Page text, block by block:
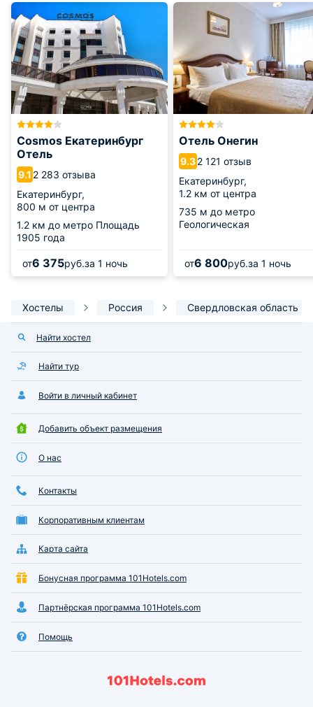
Cosmos Екатеринбург
Отель
9.1 2 283 отзыва
Екатеринбург,
800 м от центра
1.2 км до метро Площадь
1905 года
от6 375руб.за 1 ночь
Отель Онегин
9.32 121 отзыв
Екатеринбург,
1.2 км от центра
735 м до метро
Геологическая
от6 800руб.за 1 ночь
Хостелы Россия Свердловская область
Найти хостел
Найти тур
Войти в личный кабинет
Добавить объект размещения
О нас
Контакты
Корпоративным клиентам
Карта сайта
Бонусная программа 101Hotels.com
Партнёрская программа 101Hotels.com
Помощь